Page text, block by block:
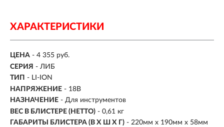
ХАРАКТЕРИСТИКИ
ЦЕНА - 4 355 руб.
СЕРИЯ - ЛИБ
ТИП - LI-ION
НАПРЯЖЕНИЕ - 18В
НАЗНАЧЕНИЕ - Для инструментов
ВЕС В БЛИСТЕРЕ (НЕТТО) - 0,61 кг
ГАБАРИТЫ БЛИСТЕРА (В Х Ш Х Г) - 220мм х 190мм х 58мм